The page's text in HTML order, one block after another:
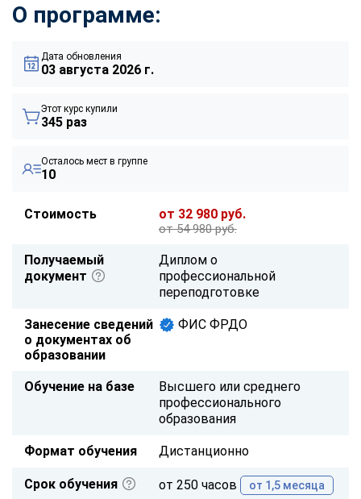
О программе:
Дата обновления
03 августа 2026 г.
Этот курс купили
345 раз
Осталось мест в группе
10
Стоимость от 32 980 руб.
от 54 980 руб.
Получаемый
документ
Диплом о
профессиональной
переподготовке
Занесение сведений
о документах об
образовании
ФИС ФРДО
Обучение на базе
Высшего или среднего
профессионального
образования
Формат обучения Дистанционно
Срок обучения от 250 часов от 1,5 месяца